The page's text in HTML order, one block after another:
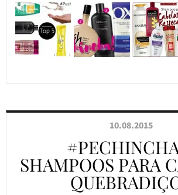
10.08.2015
SHAMPOOS PARA